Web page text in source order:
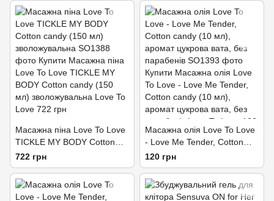
Масажна піна Love To Love
TICKLE MY BODY Cotton
candy (150 мл)
зволожувальна
722 грн
Масажна олія Love To Love
- Love Me Tender, Cotton
candy (10 мл), аромат
цукрова вата, без парабенів
120 грн